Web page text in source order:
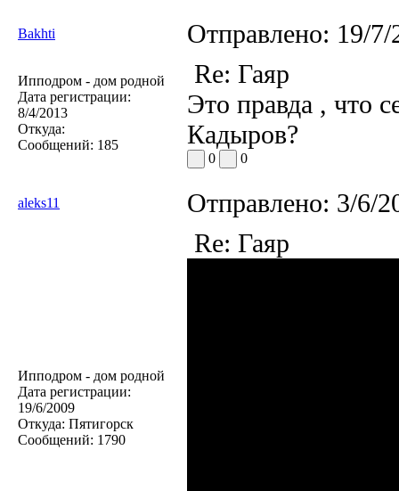
Bakhti Отправлено: 19/
Ипподром - дом родной
Дата регистрации:
8/4/2013
Откуда:
Сообщений: 185
Re: Гаяр
Это правда , что
Кадыров?
0 0
aleks11 Отправлено: 3/6/
Ипподром - дом родной
Дата регистрации:
19/6/2009
Откуда: Пятигорск
Сообщений: 1790
Re: Гаяр